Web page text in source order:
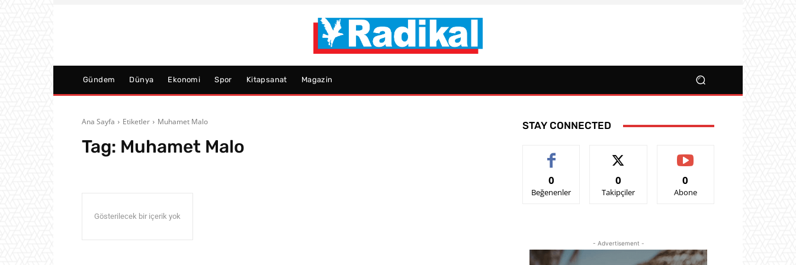
Gündem Dünya Ekonomi Spor Kitapsanat Magazin
Ana Sayfa Etiketler Muhamet Malo
Tag: Muhamet Malo
Gösterilecek bir içerik yok
STAY CONNECTED
0
Beğenenler
0
Takipçiler
0
Abone
- Advertisement -